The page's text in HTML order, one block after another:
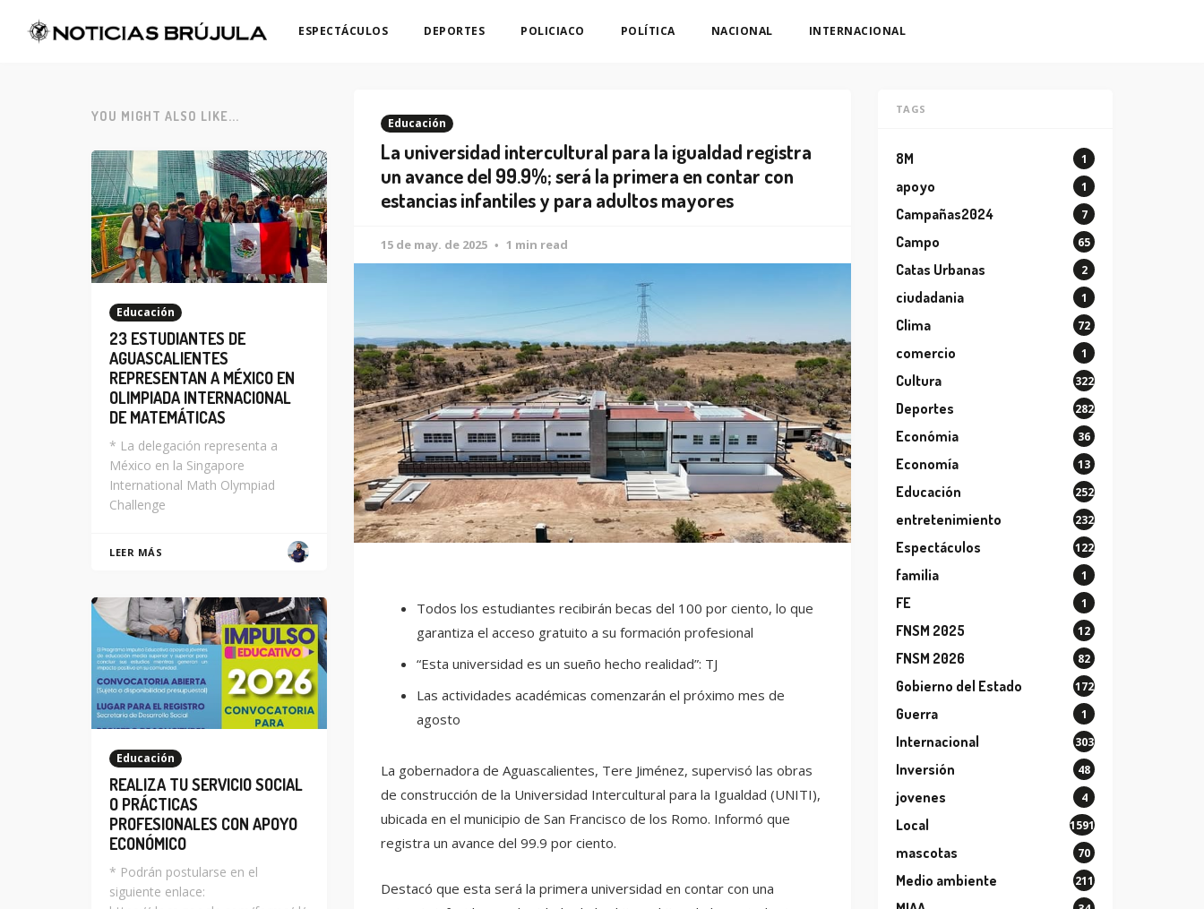
ESPECTÁCULOS DEPORTES POLICIACO POLÍTICA NACIONAL INTERNACIONAL
Educación
La universidad intercultural para la igualdad registra
un avance del 99.9%; será la primera en contar con
estancias infantiles y para adultos mayores
15 de may. de 2025 1 min read
Todos los estudiantes recibirán becas del 100 por ciento, lo que
garantiza el acceso gratuito a su formación profesional
“Esta universidad es un sueño hecho realidad”: TJ
Las actividades académicas comenzarán el próximo mes de
agosto
La gobernadora de Aguascalientes, Tere Jiménez, supervisó las obras
de construcción de la Universidad Intercultural para la Igualdad (UNITI),
ubicada en el municipio de San Francisco de los Romo. Informó que
registra un avance del 99.9 por ciento.
Destacó que esta será la primera universidad en contar con una
YOU MIGHT ALSO LIKE...
Educación
23 ESTUDIANTES DE
AGUASCALIENTES
REPRESENTAN A MÉXICO EN
OLIMPIADA INTERNACIONAL
DE MATEMÁTICAS
* La delegación representa a
México en la Singapore
International Math Olympiad
Challenge
LEER MÁS
Educación
REALIZA TU SERVICIO SOCIAL
O PRÁCTICAS
PROFESIONALES CON APOYO
ECONÓMICO
* Podrán postularse en el
siguiente enlace:
TAGS
8M 1
apoyo 1
Campañas2024 7
Campo 65
Catas Urbanas 2
ciudadania 1
Clima 72
comercio 1
Cultura 322
Deportes 282
Económia 36
Economía 13
Educación 252
entretenimiento 232
Espectáculos 122
familia 1
FE 1
FNSM 2025 12
FNSM 2026 82
Gobierno del Estado 172
Guerra 1
Internacional 303
Inversión 48
jovenes 4
Local 1591
mascotas 70
Medio ambiente 211